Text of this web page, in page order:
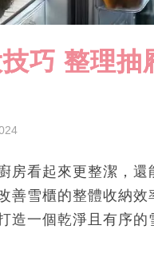
巧 整理抽
房看起來更整潔，
善雪櫃的整體收納
造一個乾淨且有序的